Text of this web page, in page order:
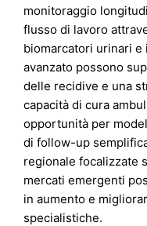
monitoraggio
flusso di lavoro
biomarcatori urinari e
avanzato possono
delle recidive e una
capacità di cura
opportunità per
di follow-up
regionale focalizzate
mercati emergenti
in aumento e
specialistiche.